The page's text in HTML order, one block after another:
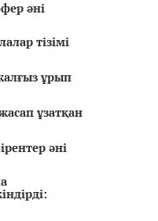
әні
тізімі
ұрып
ұзатқан
әні